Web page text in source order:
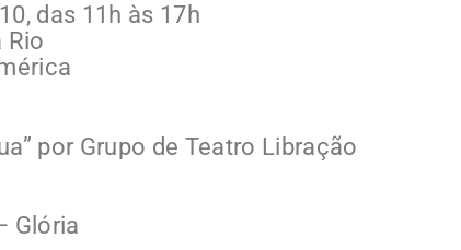
das 11h às 17h
Rio
por Grupo de Teatro Libração
Glória